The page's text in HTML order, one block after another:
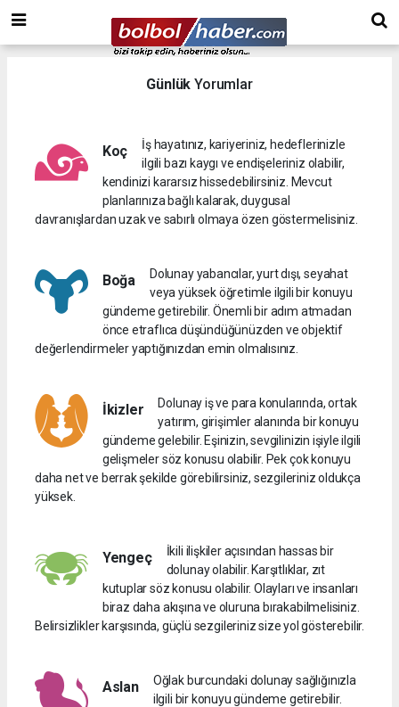
Günlük Yorumlar
Koç
İş hayatınız, kariyeriniz, hedeflerinizle
ilgili bazı kaygı ve endişeleriniz olabilir,
kendinizi kararsız hissedebilirsiniz. Mevcut
planlarınıza bağlı kalarak, duygusal
davranışlardan uzak ve sabırlı olmaya özen göstermelisiniz.
Boğa
Dolunay yabancılar, yurt dışı, seyahat
veya yüksek öğretimle ilgili bir konuyu
gündeme getirebilir. Önemli bir adım atmadan
önce etraflıca düşündüğünüzden ve objektif
değerlendirmeler yaptığınızdan emin olmalısınız.
İkizler
Dolunay iş ve para konularında, ortak
yatırım, girişimler alanında bir konuyu
gündeme gelebilir. Eşinizin, sevgilinizin işiyle ilgili
gelişmeler söz konusu olabilir. Pek çok konuyu
daha net ve berrak şekilde görebilirsiniz, sezgileriniz oldukça
yüksek.
Yengeç
İkili ilişkiler açısından hassas bir
dolunay olabilir. Karşıtlıklar, zıt
kutuplar söz konusu olabilir. Olayları ve insanları
biraz daha akışına ve oluruna bırakabilmelisiniz.
Belirsizlikler karşısında, güçlü sezgileriniz size yol gösterebilir.
Aslan
Oğlak burcundaki dolunay sağlığınızla
ilgili bir konuyu gündeme getirebilir.